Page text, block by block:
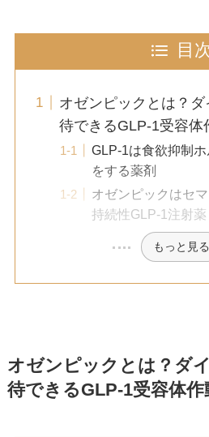
目
オゼンピックとは？
待できるGLP-1受容体
GLP-1は食欲抑制
をする薬剤
オゼンピックはセ
持続性GLP-1注射薬
もっと見る
オゼンピックとは？ダ
待できるGLP-1受容体